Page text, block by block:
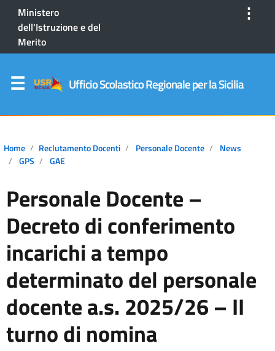
Ministero
dell'Istruzione e del
Merito
⋮
Ufficio Scolastico Regionale per la Sicilia
Home Reclutamento Docenti Personale Docente
News
GPS
GAE
Personale Docente –
Decreto di conferimento
incarichi a tempo
determinato del personale
docente a.s. 2025/26 – II
turno di nomina